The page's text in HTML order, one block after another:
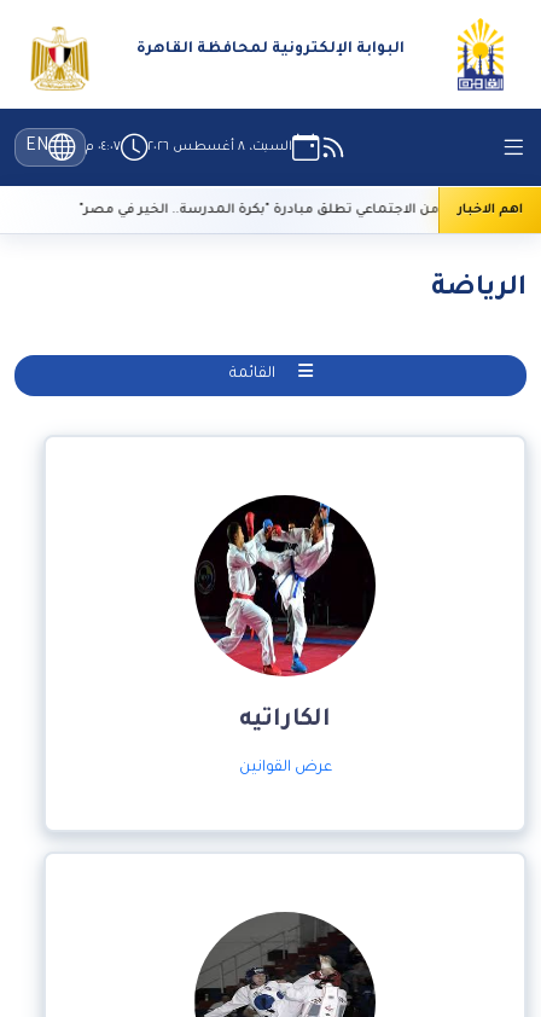
البوابة الإلكترونية لمحافظة القاهرة
السبت، ٨ أغسطس ٢٠٢٦ ٠٤:٠٧ م EN
اهم الاخبار
التضامن الاجتماعي تطلق مبادرة "بكرة المدرسة.. الخير في مصر"
الرياضة
القائمة
الكاراتيه
عرض القوانين